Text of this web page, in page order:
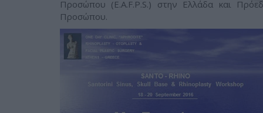
Προσώπου (E.A.F.P.S.) στην Ελλάδα και
Προσώπου.